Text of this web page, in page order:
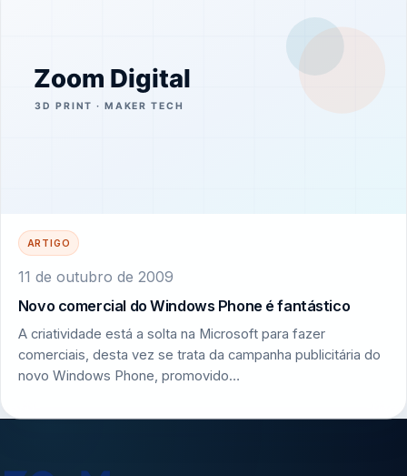
ARTIGO
11 de outubro de 2009
Novo comercial do Windows Phone é fantástico
A criatividade está a solta na Microsoft para fazer
comerciais, desta vez se trata da campanha publicitária do
novo Windows Phone, promovido…